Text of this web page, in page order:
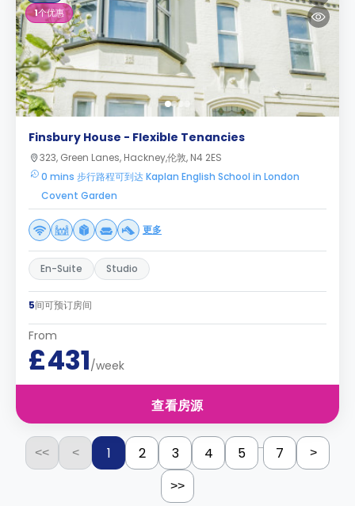
1个优惠
Finsbury House - Flexible Tenancies
323, Green Lanes, Hackney,伦敦, N4 2ES
0 mins 步行路程可到达 Kaplan English School in London
Covent Garden
更多
En-Suite Studio
5间可预订房间
From
£431/week
查看房源
<< < 1 2 3 4 5 ... 7 >
>>